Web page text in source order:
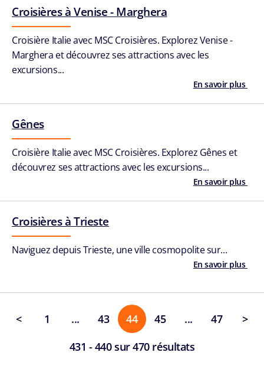
Croisières à Venise - Marghera
Croisière Italie avec MSC Croisières. Explorez Venise -
Marghera et découvrez ses attractions avec les
excursions...
En savoir plus
Gênes
Croisière Italie avec MSC Croisières. Explorez Gênes et
découvrez ses attractions avec les excursions...
En savoir plus
Croisières à Trieste
Naviguez depuis Trieste, une ville cosmopolite sur...
En savoir plus
< 1 ... 43 44 45 ... 47
>
431 - 440 sur 470 résultats